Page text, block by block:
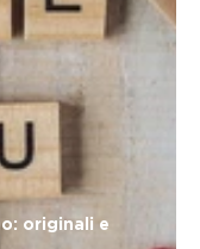
originali e